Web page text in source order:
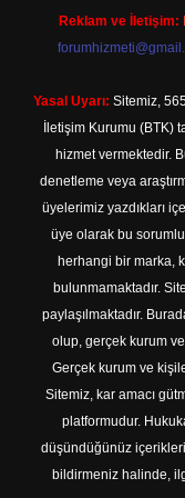
Reklam ve İletişim:
Yasal Uyarı: Sitemiz,
İletişim Kurumu (BTK)
hizmet vermektedir.
denetleme veya
üyelerimiz yazdıkları
üye olarak bu
herhangi bir marka,
bulunmamaktadır.
paylaşılmaktadır.
olup, gerçek kurum ve
Gerçek kurum ve
Sitemiz, kar amacı
platformudur.
düşündüğünüz
bildirmeniz halinde,